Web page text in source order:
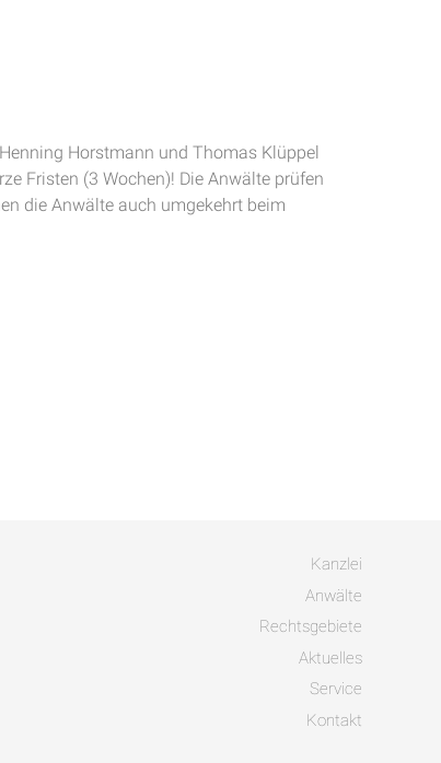
Henning Horstmann und Thomas Klüppel
Fristen (3 Wochen)! Die Anwälte prüfen
die Anwälte auch umgekehrt beim
Kanzlei
Anwälte
Rechtsgebiete
Aktuelles
Service
Kontakt